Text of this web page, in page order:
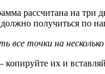
рассчитана на три
получиться по
все точки на
их и